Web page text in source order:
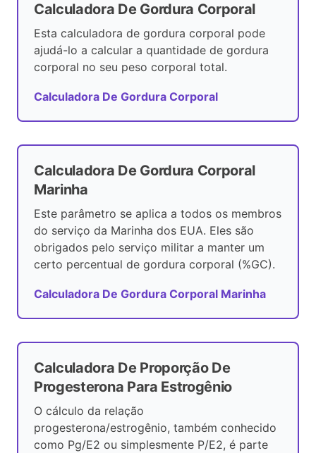
Calculadora De Gordura Corporal
Esta calculadora de gordura corporal pode
ajudá-lo a calcular a quantidade de gordura
corporal no seu peso corporal total.
Calculadora De Gordura Corporal
Calculadora De Gordura Corporal
Marinha
Este parâmetro se aplica a todos os membros
do serviço da Marinha dos EUA. Eles são
obrigados pelo serviço militar a manter um
certo percentual de gordura corporal (%GC).
Calculadora De Gordura Corporal Marinha
Calculadora De Proporção De
Progesterona Para Estrogênio
O cálculo da relação
progesterona/estrogênio, também conhecido
como Pg/E2 ou simplesmente P/E2, é parte